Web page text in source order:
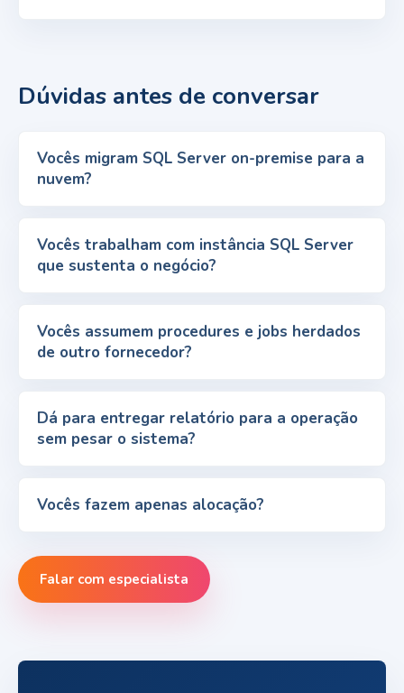
Dúvidas antes de conversar
Vocês migram SQL Server on-premise para a
nuvem?
Vocês trabalham com instância SQL Server
que sustenta o negócio?
Vocês assumem procedures e jobs herdados
de outro fornecedor?
Dá para entregar relatório para a operação
sem pesar o sistema?
Vocês fazem apenas alocação?
Falar com especialista